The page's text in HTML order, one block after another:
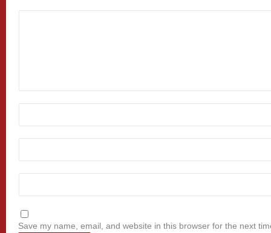
Save my name, email, and website in this browser for the next